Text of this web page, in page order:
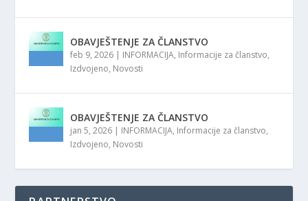
OBAVJEŠTENJE ZA ČLANSTVO
feb 9, 2026 | INFORMACIJA, Informacije za članstvo,
Izdvojeno, Novosti
OBAVJEŠTENJE ZA ČLANSTVO
jan 5, 2026 | INFORMACIJA, Informacije za članstvo,
Izdvojeno, Novosti